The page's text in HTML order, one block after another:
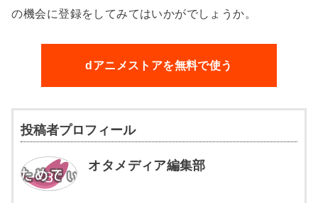
の機会に登録をしてみてはいかがでしょうか。
dアニメストアを無料で使う
投稿者プロフィール
オタメディア編集部